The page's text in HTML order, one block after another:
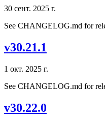
30 сент. 2025 г.
See CHANGELOG.md for
v30.21.1
1 окт. 2025 г.
See CHANGELOG.md for
v30.22.0